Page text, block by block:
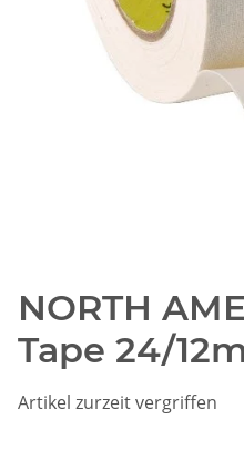
NORTH
Tape 24/
Artikel zurzeit vergriffen